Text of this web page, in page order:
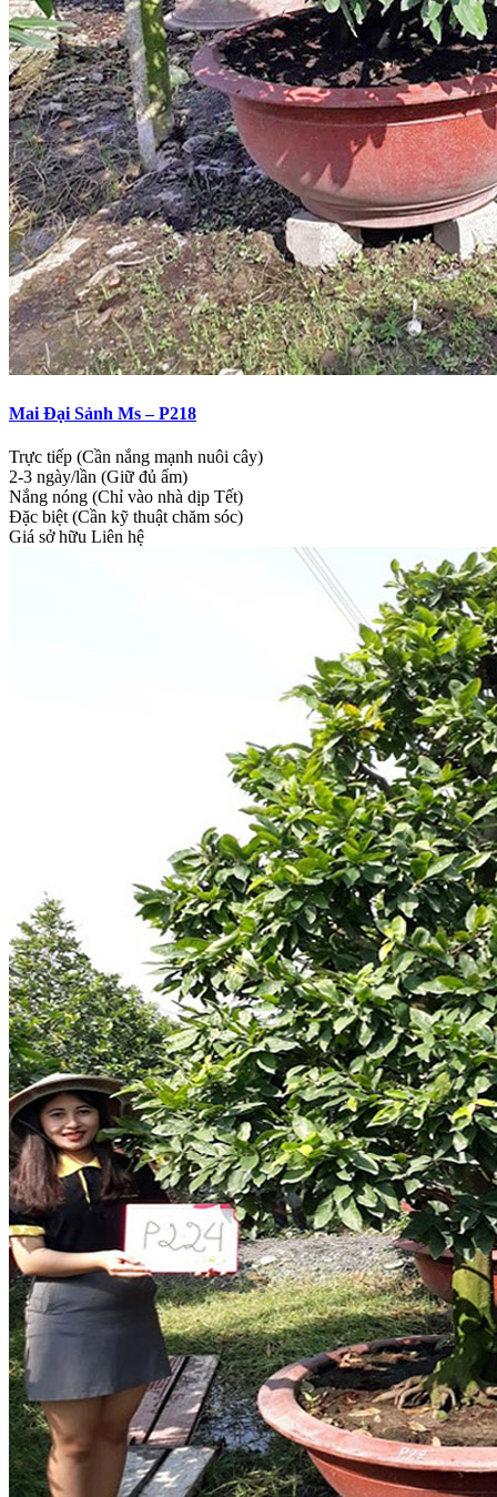
Mai Đại Sảnh Ms – P218
Trực tiếp (Cần nắng mạnh nuôi cây)
2-3 ngày/lần (Giữ đủ ẩm)
Nắng nóng (Chỉ vào nhà dịp Tết)
Đặc biệt (Cần kỹ thuật chăm sóc)
Giá sở hữu Liên hệ